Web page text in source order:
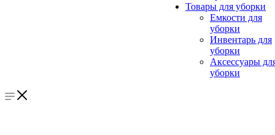
Товары для уборки
Емкости для
уборки
Инвентарь для
уборки
Аксессуары
уборки